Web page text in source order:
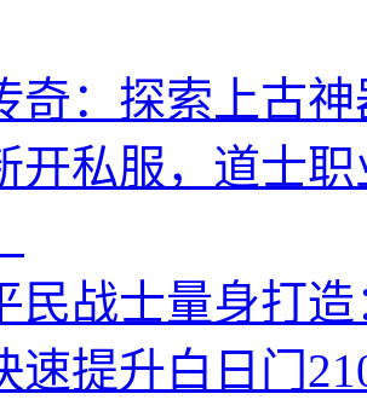
奇：探索上古
开私服，道士
民战士量身打
速提升白日门